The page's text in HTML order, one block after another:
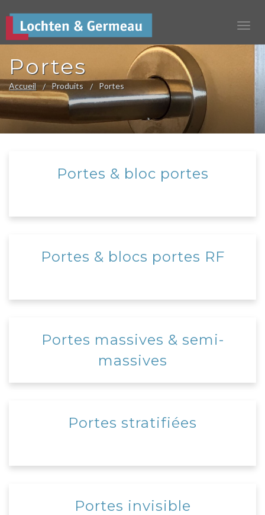
Portes
Accueil Produits Portes
Portes & bloc portes
Portes & blocs portes RF
Portes massives & semi-
massives
Portes stratifiées
Portes invisible